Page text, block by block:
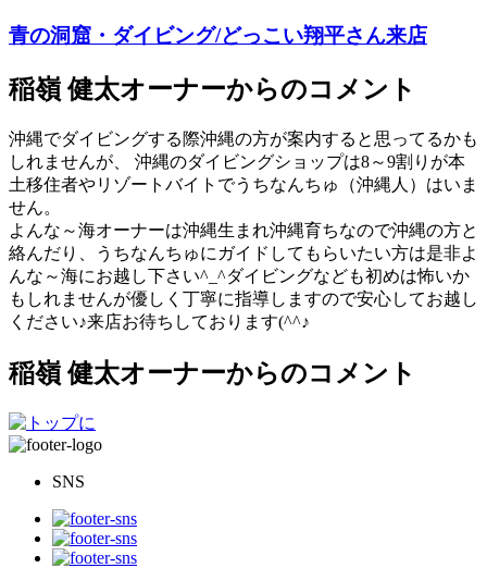
青の洞窟・ダイビング/どっこい翔平さん来店
稲嶺 健太オーナーからのコメント
沖縄でダイビングする際沖縄の方が案内すると思ってるかも
しれませんが、 沖縄のダイビングショップは8～9割りが本
土移住者やリゾートバイトでうちなんちゅ（沖縄人）はいま
せん。
よんな～海オーナーは沖縄生まれ沖縄育ちなので沖縄の方と
絡んだり、うちなんちゅにガイドしてもらいたい方は是非よ
んな～海にお越し下さい^_^ダイビングなども初めは怖いか
もしれませんが優しく丁寧に指導しますので安心してお越し
ください♪来店お待ちしております(^^♪
稲嶺 健太オーナーからのコメント
SNS